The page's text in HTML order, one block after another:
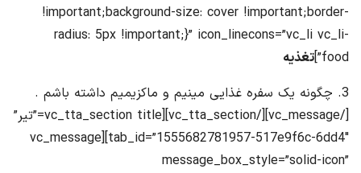
!important;background-size: cover !important;border-
radius: 5px !important;}” icon_linecons=”vc_li vc_li-
food”] تغذیه
3. چگونه یک سفره غذایی مینیم و ماکزیمیم داشته باشم .
[/vc_message][/vc_tta_section][vc_tta_section title=”تیر”
tab_id=”1555682781957-517e9f6c-6dd4″][vc_message
message_box_style=”solid-icon”